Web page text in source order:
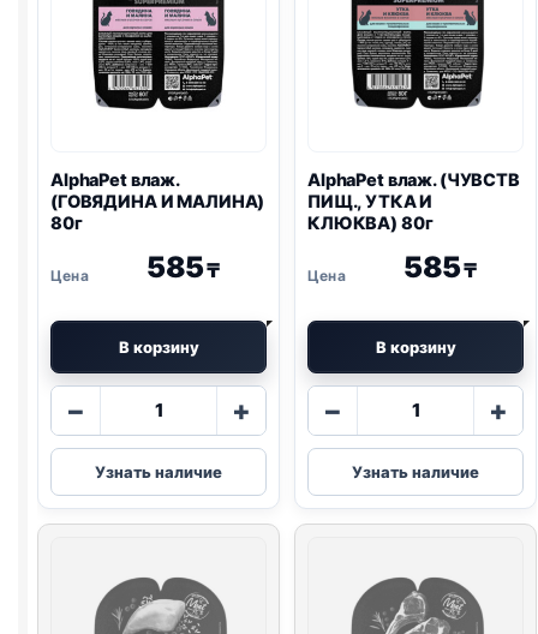
AlphaPet влаж.
(ГОВЯДИНА И МАЛИНА)
80г
585₸
В корзину
−
Количество
AlphaPet
влаж.
(ГОВЯДИНА
80г
+
Узнать наличие
AlphaPet влаж. (ЧУВСТВ
ПИЩ., УТКА И
КЛЮКВА) 80г
585₸
В корзину
−
Количество
AlphaPet
влаж.
(ЧУВСТВ
И
КЛЮКВА)
+
Узнать наличие